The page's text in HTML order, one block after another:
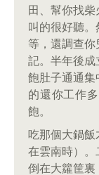
田、幫你找
叫的很好聽
等，還調查
記。半年後成
飽肚子通通集
的還你工作
飽。
吃那個大鍋
在雲南時）。
倒在大籮筐裏